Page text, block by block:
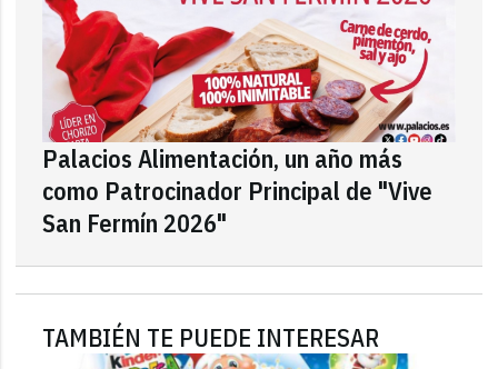
Palacios Alimentación, un año más
como Patrocinador Principal de "Vive
San Fermín 2026"
TAMBIÉN TE PUEDE INTERESAR